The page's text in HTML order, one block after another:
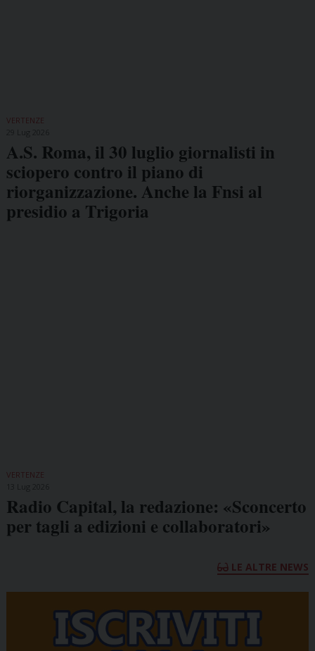
VERTENZE
A.S. Roma, il 30 luglio giornalisti in
sciopero contro il piano di
riorganizzazione. Anche la Fnsi al
presidio a Trigoria
VERTENZE
Radio Capital, la redazione: «Sconcerto
per tagli a edizioni e collaboratori»
LE ALTRE NEWS